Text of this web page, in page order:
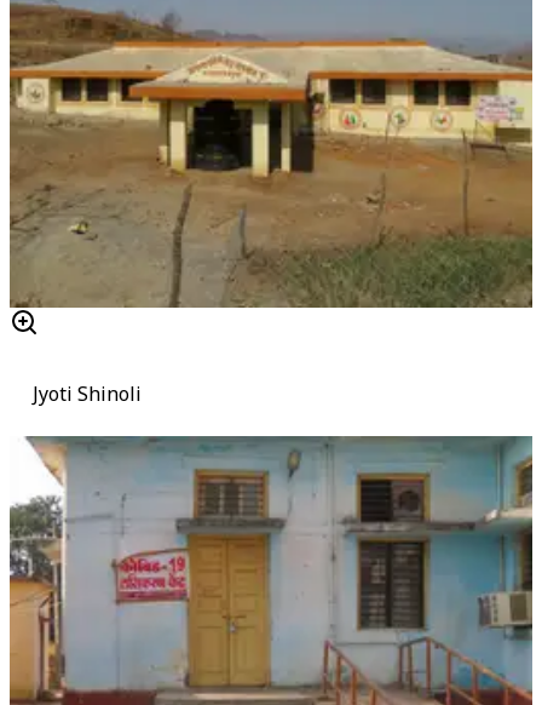
Jyoti Shinoli